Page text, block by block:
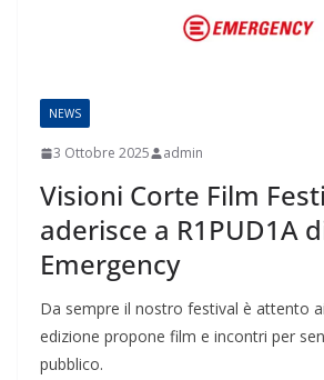
NEWS
3 Ottobre 2025 admin
Visioni Corte Film
aderisce a R1PUD1A
Emergency
Da sempre il nostro festival è attento
edizione propone film e incontri per
pubblico.